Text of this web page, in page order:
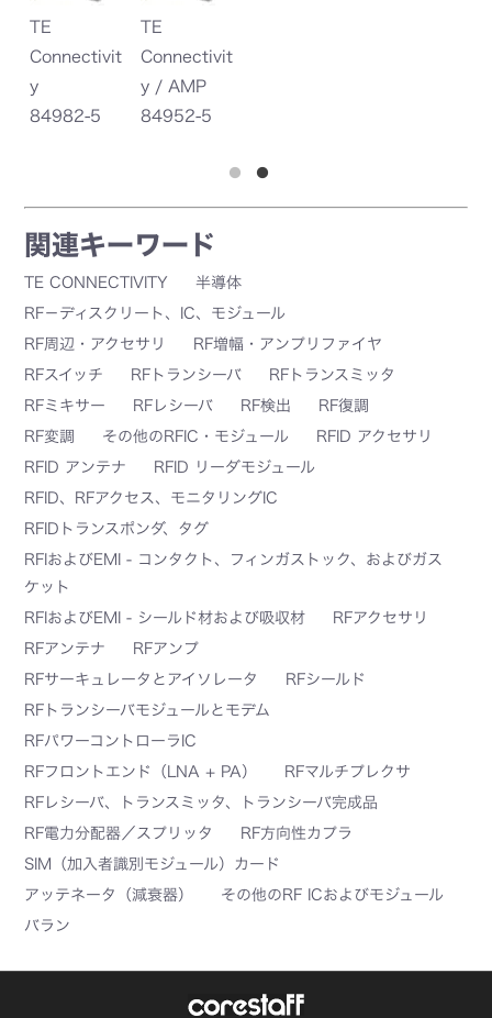
TE
Connectivit
y
84982-5
TE
Connectivit
y / AMP
84952-5
関連キーワード
TE CONNECTIVITY
半導体
RF－ディスクリート、IC、モジュール
RF周辺・アクセサリ
RF増幅・アンプリファイヤ
RFスイッチ
RFトランシーバ
RFトランスミッタ
RFミキサー
RFレシーバ RF検出
RF復調
RF変調
その他のRFIC・モジュール
RFID アクセサリ
RFID アンテナ
RFID リーダモジュール
RFID、RFアクセス、モニタリングIC
RFIDトランスポンダ、タグ
RFIおよびEMI - コンタクト、フィンガストック、およびガス
ケット
RFIおよびEMI - シールド材および吸収材
RFアクセサリ
RFアンテナ
RFアンプ
RFサーキュレータとアイソレータ
RFシールド
RFトランシーバモジュールとモデム
RFパワーコントローラIC
RFフロントエンド（LNA + PA）
RFマルチプレクサ
RFレシーバ、トランスミッタ、トランシーバ完成品
RF電力分配器／スプリッタ
RF方向性カプラ
SIM（加入者識別モジュール）カード
アッテネータ（減衰器）
その他のRF ICおよびモジュール
バラン